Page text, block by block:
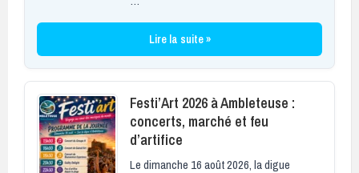
Lire la suite »
Festi’Art 2026 à Ambleteuse :
concerts, marché et feu
d’artifice
Le dimanche 16 août 2026, la digue